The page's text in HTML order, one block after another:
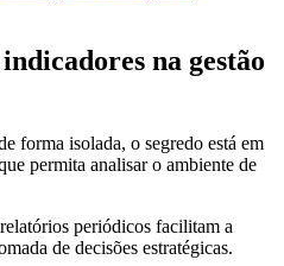
na gestão
forma isolada, o segredo está em
permita analisar o ambiente de
periódicos facilitam a
de decisões estratégicas.